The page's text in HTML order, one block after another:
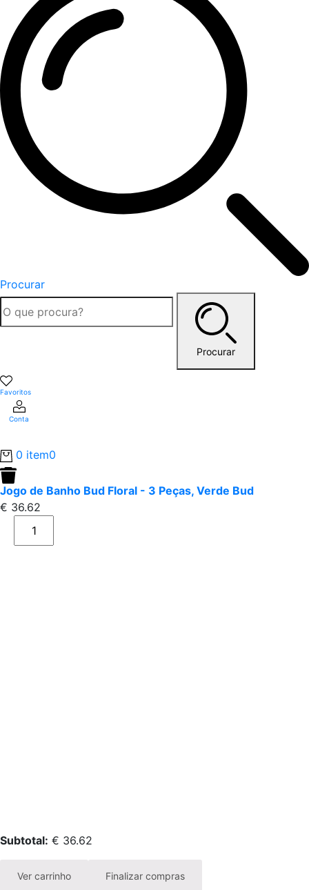
Procurar
Procurar
Favoritos
Conta
0 item0
Jogo de Banho Bud Floral - 3 Peças, Verde Bud
€ 36.62
Subtotal: € 36.62
Ver carrinho Finalizar compras